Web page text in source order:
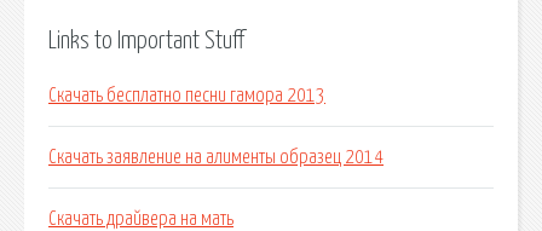
Links to Important Stuff
Скачать бесплатно песни гамора 2013
Скачать заявление на алименты образец 2014
Скачать драйвера на мать